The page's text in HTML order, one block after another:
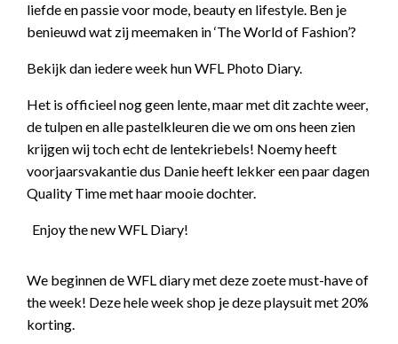
liefde en passie voor mode, beauty en lifestyle. Ben je
benieuwd wat zij meemaken in ‘The World of Fashion’?
Bekijk dan iedere week hun WFL Photo Diary.
Het is officieel nog geen lente, maar met dit zachte weer,
de tulpen en alle pastelkleuren die we om ons heen zien
krijgen wij toch echt de lentekriebels! Noemy heeft
voorjaarsvakantie dus Danie heeft lekker een paar dagen
Quality Time met haar mooie dochter.
Enjoy the new WFL Diary!
We beginnen de WFL diary met deze zoete must-have of
the week! Deze hele week shop je deze playsuit met 20%
korting.